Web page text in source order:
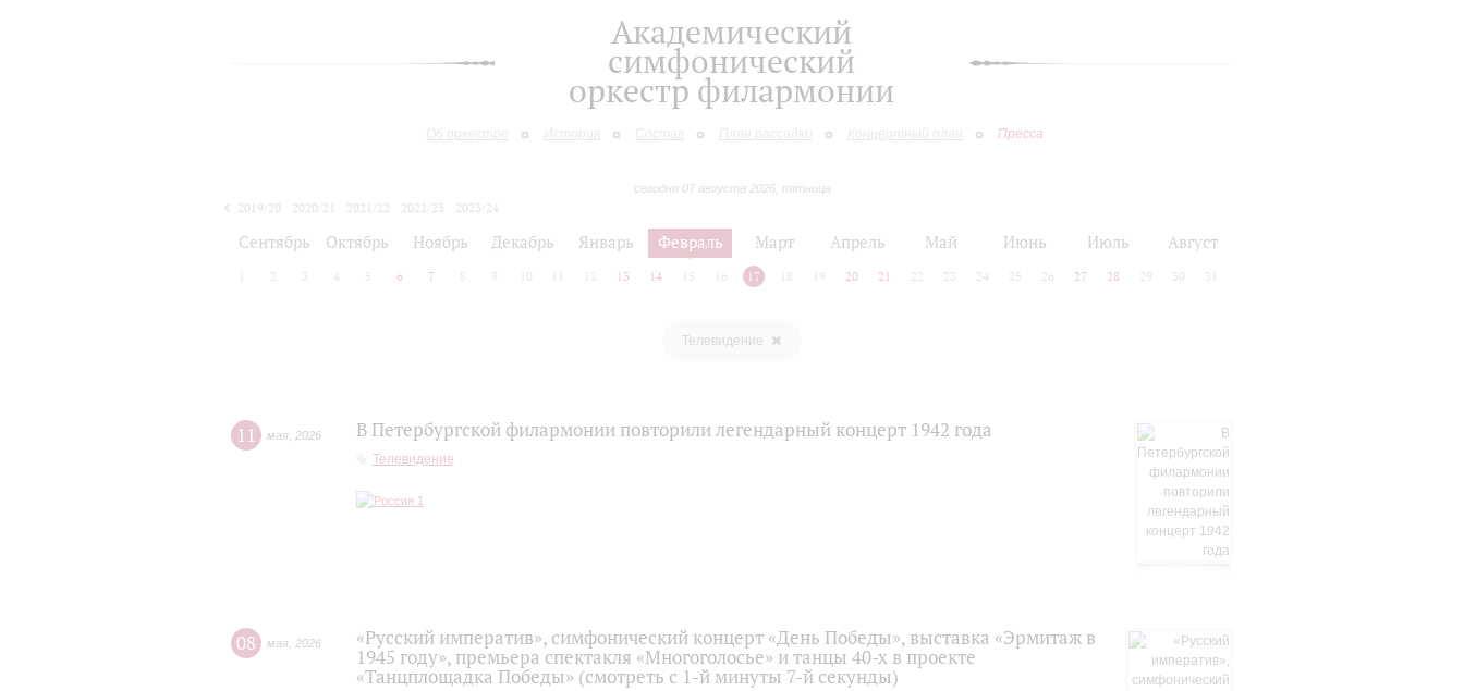
Академический
симфонический
оркестр филармонии
Об оркестре История Состав План рассадки Концертный план Пресса
сегодня 07 августа 2026, пятница
2019/20 2020/21 2021/22 2022/23
2023/24
Сентябрь Октябрь Ноябрь Декабрь Январь Февраль Март Апрель Май Июнь Июль Август
2 3 4 5 6 7 8 9 10 12 13 14 15 16 17 18 19 20 21 22 23 24 25 26 27 28 29 30 31
Телевидение
11 мая 2026 В Петербургской филармонии повторили легендарный концерт 1942 года
Телевидение
08 мая 2026
«Русский императив», симфонический концерт «День Победы», выставка «Эрмитаж в
1945 году», премьера спектакля «Многоголосье» и танцы 40-х в проекте
«Танцплощадка Победы» (смотреть с 1-й минуты 7-й секунды)